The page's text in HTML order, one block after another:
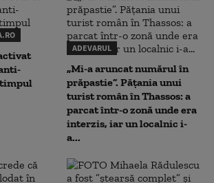
ADEVARUL
„Mi-a aruncat numărul în
prăpastie”. Pățania unui
turist român în Thassos: a
parcat într-o zonă unde era
interzis, iar un localnic i-
a...